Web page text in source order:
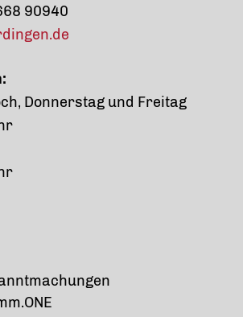
90940
Donnerstag und Freitag